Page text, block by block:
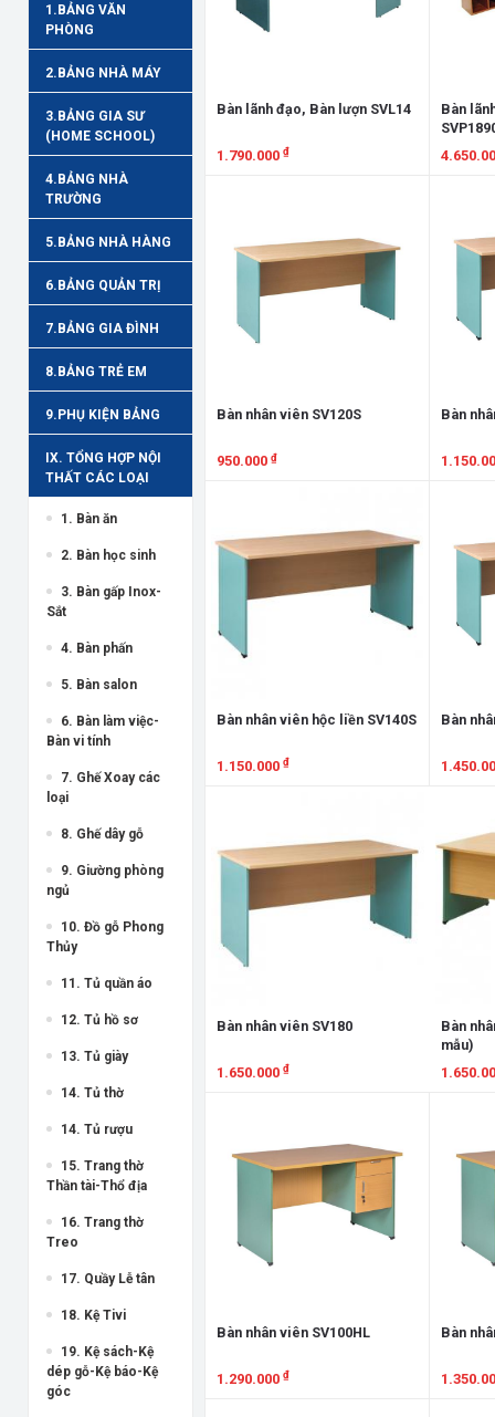
1.BẢNG VĂN
PHÒNG
2.BẢNG NHÀ MÁY
3.BẢNG GIA SƯ
(HOME SCHOOL)
4.BẢNG NHÀ
TRƯỜNG
5.BẢNG NHÀ HÀNG
6.BẢNG QUẢN TRỊ
7.BẢNG GIA ĐÌNH
8.BẢNG TRẺ EM
9.PHỤ KIỆN BẢNG
IX. TỔNG HỢP NỘI
THẤT CÁC LOẠI
1. Bàn ăn
2. Bàn học sinh
3. Bàn gấp Inox-
Sắt
4. Bàn phấn
5. Bàn salon
6. Bàn làm việc-
Bàn vi tính
7. Ghế Xoay các
loại
8. Ghế dây gỗ
9. Giường phòng
ngủ
10. Đồ gỗ Phong
Thủy
11. Tủ quần áo
12. Tủ hồ sơ
13. Tủ giày
14. Tủ thờ
14. Tủ rượu
15. Trang thờ
Thần tài-Thổ địa
16. Trang thờ
Treo
17. Quầy Lễ tân
18. Kệ Tivi
19. Kệ sách-Kệ
dép gỗ-Kệ báo-Kệ
góc
Bàn lãnh đạo, Bàn lượn SVL14
1.790.000 ₫
Bàn
Bàn nhân viên SV120S
950.000 ₫
Bàn
Bàn nhân viên hộc liền SV140S
1.150.000 ₫
Bàn
Bàn nhân viên SV180
1.650.000 ₫
Bàn
mẫu)
Bàn nhân viên SV100HL
1.290.000 ₫
Bàn